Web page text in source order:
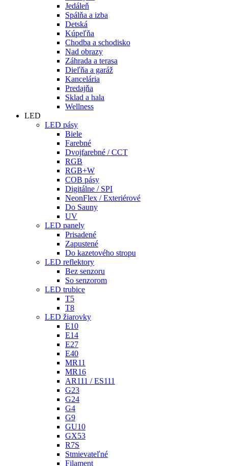
Jedáleň
Spálňa a izba
Detská
Kúpeľňa
Chodba a schodisko
Nad obrazy
Záhrada a terasa
Dieľňa a garáž
Kancelária
Predajňa
Sklad a hala
Wellness
LED
LED pásy
Biele
Farebné
Dvojfarebné / CCT
RGB
RGB+W
COB pásy
Digitálne / SPI
NeonFlex / Exteriérové
Do Sauny
UV
LED panely
Prisadené
Zapustené
Do kazetového stropu
LED reflektory
Bez senzoru
So senzorom
LED trubice
T5
T8
LED žiarovky
E10
E14
E27
E40
MR11
MR16
AR111 / ES111
G23
G24
G4
G9
GU10
GX53
R7S
Stmievateľné
Filament